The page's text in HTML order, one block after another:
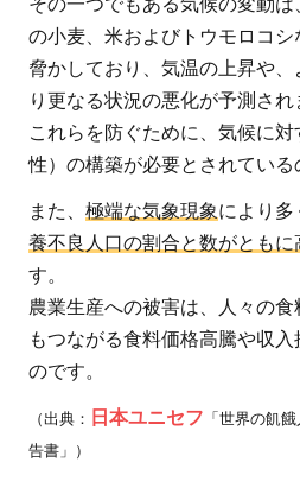
いる
支援
4.1
学校
給食
プロ
グラ
4.2
緊急
5
私た
の小麦、米およびトウモロコ
脅かしており、気温の上昇や
り更なる状況の悪化が予測され
これらを防ぐために、気候に
性）の構築が必要とされている
また、 極端な気象現象により多
養不良人口の割合と数がともに
す。
農業生産への被害は、人々の
もつながる食料価格高騰や収
のです。
（出典： 日本ユニセフ 「世界の飢
告書」）